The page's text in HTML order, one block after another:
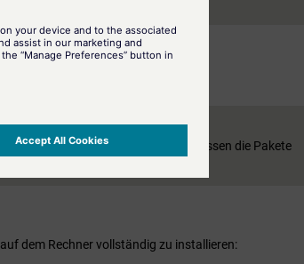
diese mit RedHat zu verwenden, müssen die Pakete
dem Rechner vollständig zu installieren: